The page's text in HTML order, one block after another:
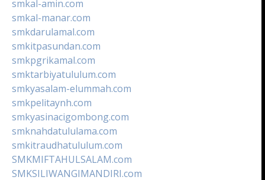
smkal-amin.com
smkal-manar.com
smkdarulamal.com
smkitpasundan.com
smkpgrikamal.com
smktarbiyatululum.com
smkyasalam-elummah.com
smkpelitaynh.com
smkyasinacigombong.com
smknahdatululama.com
smkitraudhatululum.com
SMKMIFTAHULSALAM.com
SMKSILIWANGIMANDIRI.com